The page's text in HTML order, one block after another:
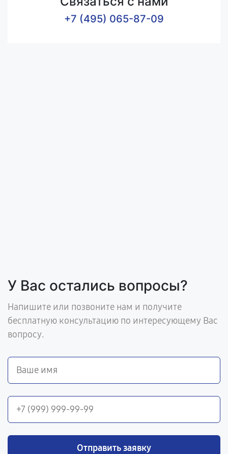
+7 (495) 065-87-09
У Вас остались вопросы?
Напишите или позвоните нам и получите
бесплатную консультацию по интересующему Вас
вопросу.
Отправить заявку